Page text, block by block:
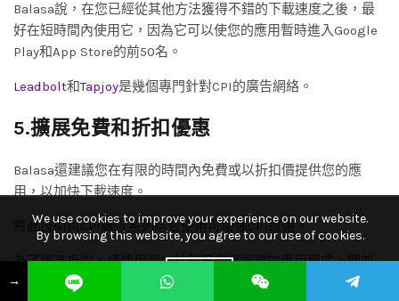
Balasa說，在您已經從其他方法獲得不錯的下載速度之後，最
好在短時間內使用它，因為它可以使您的應用暫時進入Google
Play和App Store的前50名。
Leadbolt和Tapjoy是幾個專門針對CPI的廣告網絡。
5.擴展免費和折扣優惠
Balasa還建議您在有限的時間內免費或以折扣價提供您的應
用，以加快下載速度。
將此技術與CPI廣告系列結合使用可增強CPI報價。
為了提高折扣，請使用類似於每日交易服務的應用程序，例如
AppGratis。
→
We use cookies to improve your experience on our website.
By browsing this website, you agree to our use of cookies.